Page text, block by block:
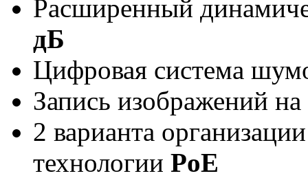
Расширенный
дБ
Цифровая система
Запись изображений
2 варианта
технологии PoE